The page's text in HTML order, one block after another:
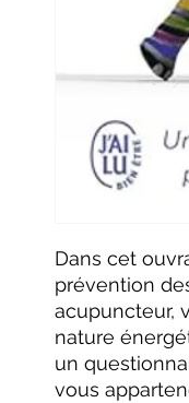
Dans cet
prévention
acupuncteur,
nature
un
vous